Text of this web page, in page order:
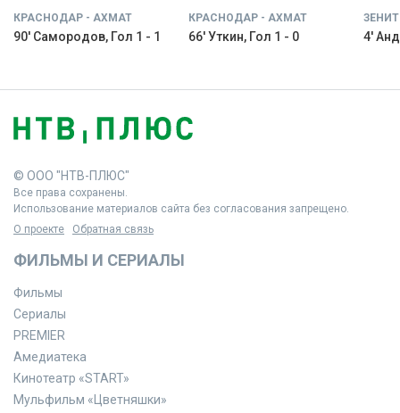
КРАСНОДАР - АХМАТ
90' Самородов, Гол 1 - 1
КРАСНОДАР - АХМАТ
66' Уткин, Гол 1 - 0 4'
© ООО "НТВ-ПЛЮС"
Все права сохранены.
Использование материалов сайта без согласования запрещено.
О проекте
Обратная связь
ФИЛЬМЫ И СЕРИАЛЫ
Фильмы
Сериалы
PREMIER
Амедиатека
Кинотеатр «START»
Мульфильм «Цветняшки»